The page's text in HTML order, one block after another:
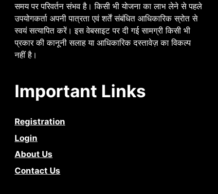
समय पर परिवर्तन संभव है। किसी भी योजना का लाभ लेने से पहले
उपयोगकर्ता अपनी पात्रता एवं शर्तें संबंधित आधिकारिक स्रोत से
स्वयं सत्यापित करें। इस वेबसाइट पर दी गई सामग्री किसी भी
प्रकार की कानूनी सलाह या आधिकारिक दस्तावेज़ का विकल्प
नहीं है।
Important Links
Registration
Login
About Us
Contact Us